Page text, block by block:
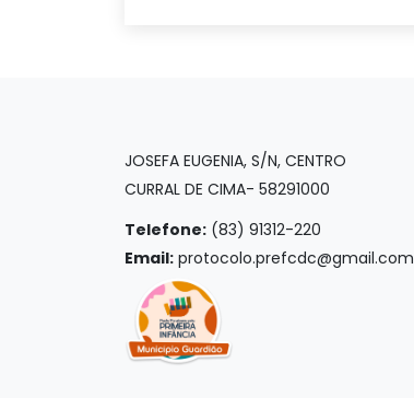
JOSEFA EUGENIA, S/N, CENTRO
CURRAL DE CIMA- 58291000
Telefone: (83) 91312-220
Email: protocolo.prefcdc@gmail.com